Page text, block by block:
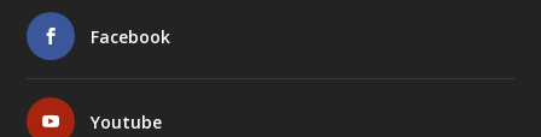
Facebook
Youtube